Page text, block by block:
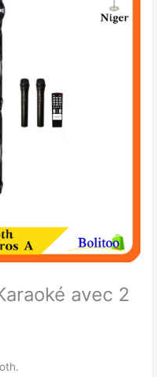
avec 2